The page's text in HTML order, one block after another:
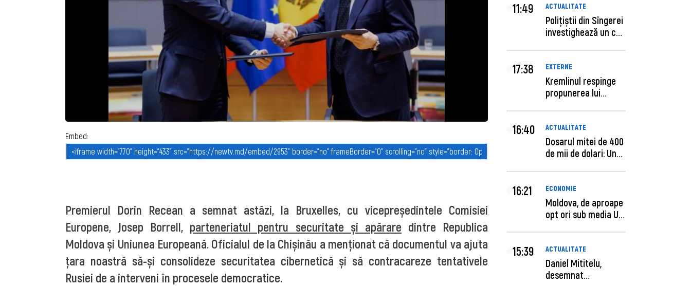
Embed:
Premierul Dorin Recean a semnat astăzi, la Bruxelles, cu vicepreședintele Comisiei
Europene, Josep Borrell, parteneriatul pentru securitate și apărare dintre Republica
Moldova și Uniunea Europeană. Oficialul de la Chișinău a menționat că documentul va ajuta
țara noastră să-și consolideze securitatea cibernetică și să contracareze tentativele
Rusiei de a interveni în procesele democratice.
11:49 ACTUALITATE
Polițiștii din Sîngerei
investighează un caz
17:38 EXTERNE
Kremlinul respinge
propunerea lui
16:40 ACTUALITATE
Dosarul mitei de 400
de mii de dolari: Un
16:21 ECONOMIE
Moldova, de aproape
opt ori sub media UE
15:39 ACTUALITATE
Daniel Mititelu,
desemnat